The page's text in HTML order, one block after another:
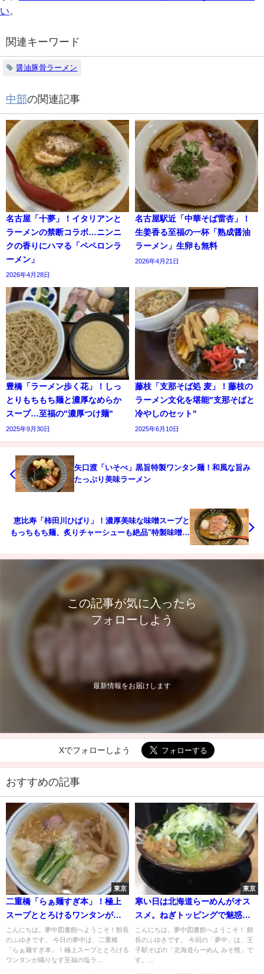
い
関連キーワード
醤油豚骨ラーメン
中部の関連記事
名古屋「十夢」！イタリアンと
ラーメンの禁断コラボ…ニンニ
クの香りにハマる「ペペロンラ
ーメン」
2026年4月28日
名古屋駅近「中華そば雷杏」！
生姜香る至福の一杯「熟成醤油
ラーメン」生卵も無料
2026年4月21日
豊橋「ラーメン歩く花」！しっ
とりもちもち麺と濃厚なめらか
スープ…至福の"濃厚つけ麺"
2025年9月30日
藤枝「支那そば処 麦」！藤枝の
ラーメン文化を堪能"支那そばと
冷やしのセット"
2025年6月10日
矢口渡「いそべ」黒旨特製ワンタン麺！和風な旨み
たっぷり美味ラーメン
恵比寿「柿田川ひばり」！濃厚美味な味噌スープと
もっちもち麺、炙りチャーシューも絶品"特製味噌ら
この記事が気に入ったら
フォローしよう
最新情報をお届けします
Xでフォローしよう
おすすめの記事
東京
二重橋「らぁ麺すぎ本」！極上
スープととろけるワンタンが織
りなす至福の塩ラーメン
こんにちは。夢中図書館へようこそ！館長
のふゆきです。 今日の夢中は、二重橋
「らぁ麺すぎ本」！極上スープととろける
ワンタンが織りなす至福の塩ラ...
東京
寒い日は北海道らーめんがオス
スメ。ねぎトッピングで魅惑の
フォルムの札幌みそ！王子駅近
くの「北海道らーめん みそ
熊」。
こんにちは。夢中図書館へようこそ！ 館
長のふゆきです。 今回の「夢中」は、王
子駅そばの「北海道らーめん みそ熊」で
す。...